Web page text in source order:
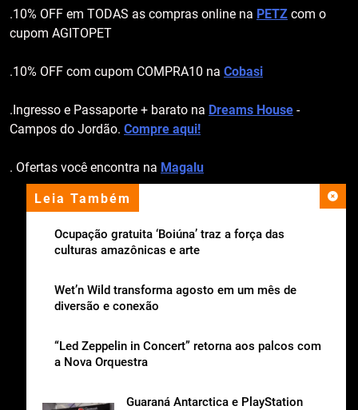
Leia Também
Ocupação gratuita ‘Boiúna’ traz a força das
culturas amazônicas e arte
Wet’n Wild transforma agosto em um mês de
diversão e conexão
“Led Zeppelin in Concert” retorna aos palcos com
a Nova Orquestra
Guaraná Antarctica e PlayStation
.10% OFF em TODAS as compras online na PETZ com o
cupom AGITOPET
.10% OFF com cupom COMPRA10 na Cobasi
.Ingresso e Passaporte + barato na Dreams House -
Campos do Jordão. Compre aqui!
. Ofertas você encontra na Magalu
apoio institucional